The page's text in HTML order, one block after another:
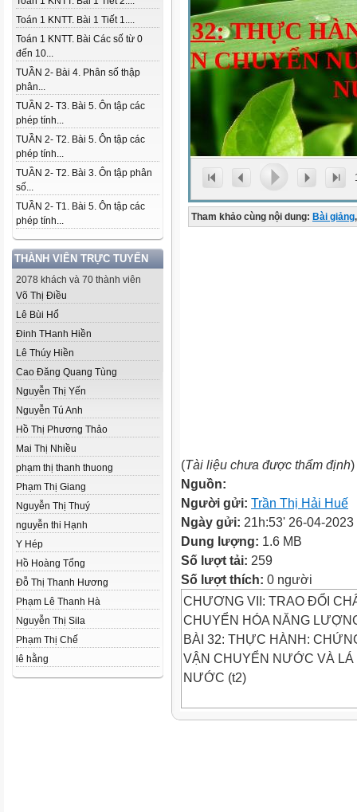
Toán 1 KNTT. Bài 1 Tiết 1....
Toán 1 KNTT. Bài Các số từ 0
đến 10...
TUẦN 2- Bài 4. Phân số thập
phân...
TUẦN 2- T3. Bài 5. Ôn tập các
phép tính...
TUẦN 2- T2. Bài 5. Ôn tập các
phép tính...
TUẦN 2- T2. Bài 3. Ôn tập phân
số...
TUẦN 2- T1. Bài 5. Ôn tập các
phép tính...
THÀNH VIÊN TRỰC TUYẾN
2078 khách và 70 thành viên
Võ Thị Điều
Lê Bùi Hổ
Đinh THanh Hiền
Lê Thúy Hiền
Cao Đăng Quang Tùng
Nguyễn Thị Yến
Nguyễn Tú Anh
Hồ Thị Phương Thảo
Mai Thị Nhiều
phạm thị thanh thuong
Phạm Thị Giang
Nguyễn Thị Thuý
nguyễn thi Hạnh
Y Hép
Hồ Hoàng Tổng
Đỗ Thị Thanh Hương
Phạm Lê Thanh Hà
Nguyễn Thị Sila
Phạm Thị Chế
lê hằng
Tham khảo cùng nội dung: Bài giảng,
(Tài liệu chưa được thẩm định)
Nguồn:
Người gửi: Trần Thị Hải Huế
Ngày gửi: 21h:53' 26-04-2023
Dung lượng: 1.6 MB
Số lượt tải: 259
Số lượt thích: 0 người
CHƯƠNG VII: TRAO ĐỔI
CHUYỂN HÓA NĂNG
BÀI 32: THỰC HÀNH:
VẬN CHUYỂN NƯỚC VÀ LÁ
NƯỚC (t2)